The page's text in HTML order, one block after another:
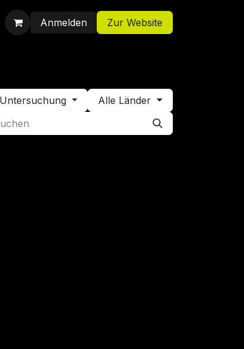
Anmelden Zur Website
Alle Länder